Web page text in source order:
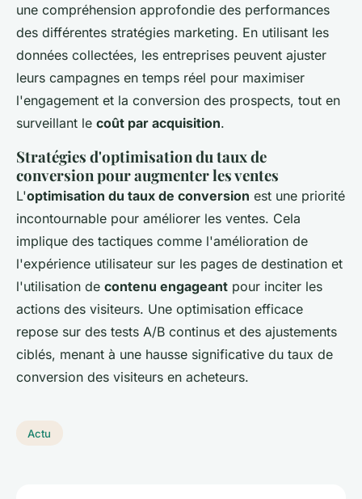
une compréhension approfondie des performances
des différentes stratégies marketing. En utilisant les
données collectées, les entreprises peuvent ajuster
leurs campagnes en temps réel pour maximiser
l'engagement et la conversion des prospects, tout en
surveillant le coût par acquisition.
Stratégies d'optimisation du taux de
conversion pour augmenter les ventes
L'optimisation du taux de conversion est une priorité
incontournable pour améliorer les ventes. Cela
implique des tactiques comme l'amélioration de
l'expérience utilisateur sur les pages de destination et
l'utilisation de contenu engageant pour inciter les
actions des visiteurs. Une optimisation efficace
repose sur des tests A/B continus et des ajustements
ciblés, menant à une hausse significative du taux de
conversion des visiteurs en acheteurs.
Actu